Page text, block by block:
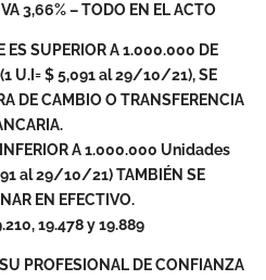
3,66% – TODO EN EL ACTO
ES SUPERIOR A 1.000.000 DE
U.I= $ 5,091 al 29/10/21), SE
DE CAMBIO O TRANSFERENCIA
A 1.000.000 Unidades
al 29/10/21) TAMBIÉN SE
EN EFECTIVO.
19.478 y 19.889
PROFESIONAL DE CONFIANZA